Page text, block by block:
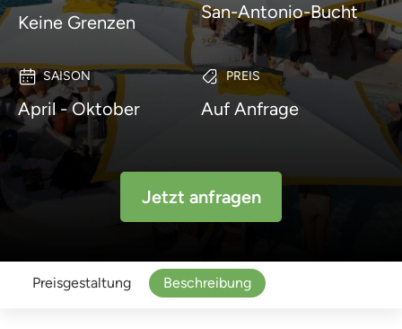
Keine Grenzen San-Antonio-Bucht
SAISON
April - Oktober
PREIS
Auf Anfrage
Jetzt anfragen
Preisgestaltung Beschreibung